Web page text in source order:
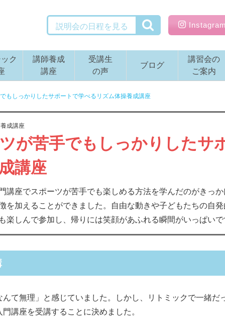
説明会の日程を見る
検索
ク
講師養成
講座
受講生
の声
ブログ
講習会の
ご案内
もしっかりしたサポートで学べるリズム体操養成講座
成講座
が苦手でもしっかりしたサ
講座
講座でスポーツが苦手でも楽しめる方法を学んだのがきっ
を加えることができました。自由な動きや子どもたちの自
楽しんで参加し、帰りには笑顔があふれる瞬間がいっぱい
て無理」と感じていました。しかし、リトミックで一緒
講座を受講することに決めました。